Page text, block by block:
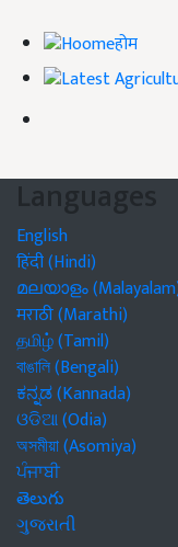
होम
Languages
English
हिंदी (Hindi)
മലയാളം
मराठी (Marathi)
தமிழ் (Tamil)
বাঙালি (Bengali)
ಕನ್ನಡ (Kannada)
ଓଡିଆ (Odia)
অসমীয়া (Asomiya)
ਪੰਜਾਬੀ
తెలుగు
ગુજરાતી